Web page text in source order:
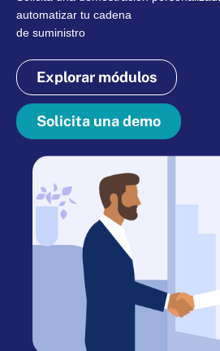
automatizar tu cadena
de suministro
Explorar módulos
Solicita una demo